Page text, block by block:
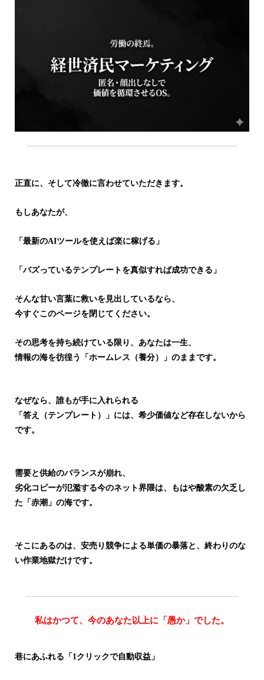
正直に、そして冷徹に言わせていただきます。
もしあなたが、
「最新のAIツールを使えば楽に稼げる」
「バズっているテンプレートを真似すれば成功できる」
そんな甘い言葉に救いを見出しているなら、
今すぐこのページを閉じてください。
その思考を持ち続けている限り、あなたは一生、
情報の海を彷徨う「ホームレス（養分）」のままです。
なぜなら、誰もが手に入れられる
「答え（テンプレート）」には、希少価値など存在しないから
です。
需要と供給のバランスが崩れ、
劣化コピーが氾濫する今のネット界隈は、もはや酸素の欠乏し
た「赤潮」の海です。
そこにあるのは、安売り競争による単価の暴落と、終わりのな
い作業地獄だけです。
私はかつて、今のあなた以上に「愚か」でした。
巷にあふれる「1クリックで自動収益」